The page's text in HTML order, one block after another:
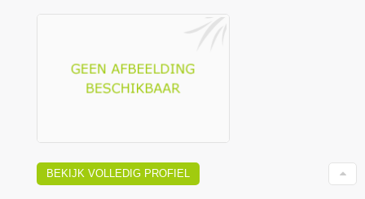
BEKIJK VOLLEDIG PROFIEL